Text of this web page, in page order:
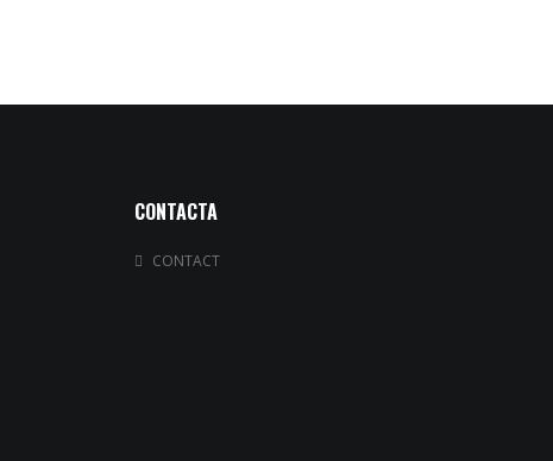
CONTACTA
CONTACT